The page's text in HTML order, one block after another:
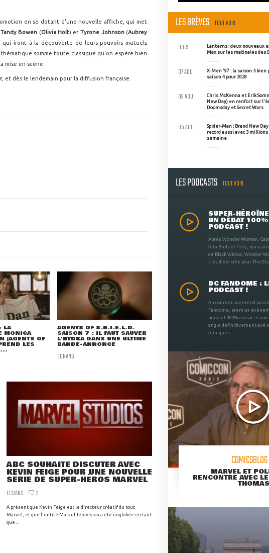
en se dotant d'une nouvelle affiche, qui met
Tandy Bowen (Olivia Holt) etTyrone Johnson(Aubrey
iront à la découverte de leurs pouvoirs mutuels
somme toute classique qu'on espère bien
mise en scène.
, et dès le lendemain pour la diffusion française.
LA
MONICA
(AGENTS OF
LES
...
AGENTS OF S.H.I.E.L.D.
SAISON 7 : IL FAUT SAUVER
L'HYDRA DANS UNE ULTIME
BANDE-ANNONCE
ECRANS
ABC SOUHAITE DISCUTER AVEC
KEVIN FEIGE POUR UNE NOUVELLE
SÉRIE DE SUPER-HÉROS MARVEL
ECRANS 2
A présent que Kevin Feige est le directeur créatif du tout
Marvel, et que l'entité Marvel Television a été englobée en tant
que ...
LES BRÈVES TOUT VOIR
Lanterns : deux nouveaux
Max sur les matinales des
11:09
X-Men '97 : la saison 3 bien
saison 4 pour 2028
07 AOU
Chris McKenna et Erik
New Day) en renfort sur
Doomsday et Secret Wars
06 AOU
Spider-Man : Brand New
record aussi avec 3
semaine
05 AOU
LES PODCASTS TOUT VOIR
SUPER-
UN DÉBAT
PODCAST !
Après Wonder Woman,
film Birds of Prey, mais
de Black Widow, Wonder
très diversifié pour The
DC FANDOME :
PODCAST !
Au cours du weekend
Fandome, premier
ligne et 100% consacré
angle définitivement axé
filmiques ...
MARVEL ET
RENCONTRE AVEC
THOMAS